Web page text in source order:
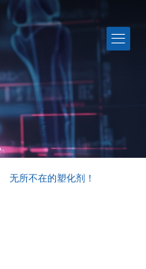
无所不在的塑化剂！